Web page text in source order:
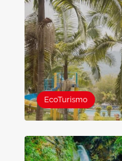
EcoTurismo